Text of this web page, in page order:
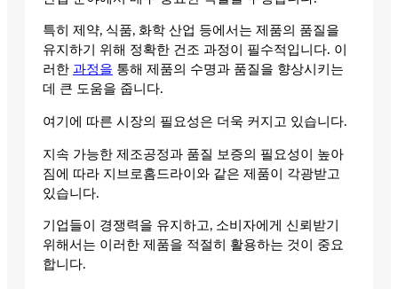
특히 제약, 식품, 화학 산업 등에서는 제품의 품질을
유지하기 위해 정확한 건조 과정이 필수적입니다. 이
러한 과정을 통해 제품의 수명과 품질을 향상시키는
데 큰 도움을 줍니다.
여기에 따른 시장의 필요성은 더욱 커지고 있습니다.
지속 가능한 제조공정과 품질 보증의 필요성이 높아
짐에 따라 지브로홈드라이와 같은 제품이 각광받고
있습니다.
기업들이 경쟁력을 유지하고, 소비자에게 신뢰받기
위해서는 이러한 제품을 적절히 활용하는 것이 중요
합니다.